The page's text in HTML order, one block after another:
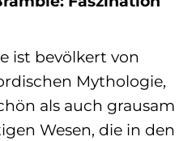
ist bevölkert von
Mythologie,
als auch grausam
Wesen, die in den